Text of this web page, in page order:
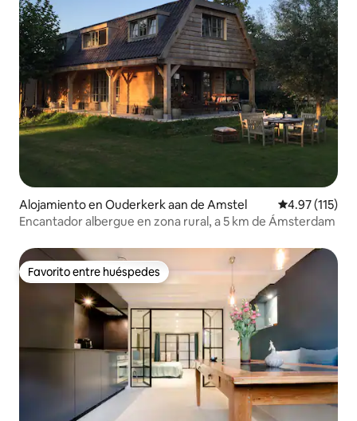
Alojamiento en Ouderkerk aan de Amstel Calificación
4.97 (115)
Encantador albergue en zona rural, a 5 km de Ámsterdam
Favorito entre huéspedes
Favorito entre huéspedes